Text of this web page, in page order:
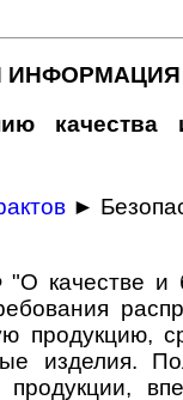
качества
►
качестве и
продукцию,
изделия.
продукции,